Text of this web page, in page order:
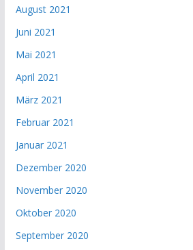
August 2021
Juni 2021
Mai 2021
April 2021
März 2021
Februar 2021
Januar 2021
Dezember 2020
November 2020
Oktober 2020
September 2020